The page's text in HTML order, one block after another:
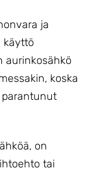
ja
käyttö
aurinkosähkö
koska
on
tai